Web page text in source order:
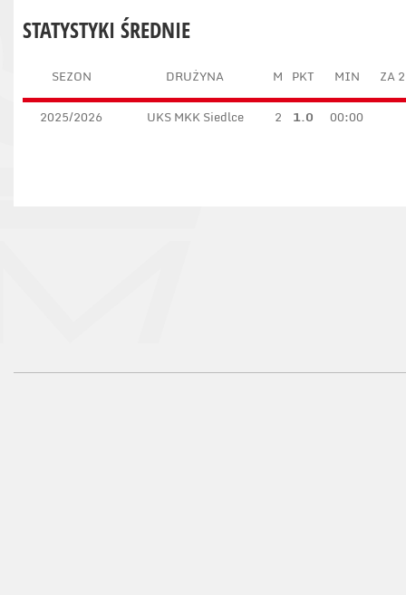
STATYSTYKI ŚREDNIE
SEZON DRUŻYNA M PKT MIN ZA 2
2025/2026 UKS MKK Siedlce 2 1.0 00:00